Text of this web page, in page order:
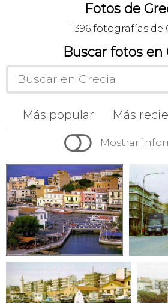
Fotos de
1396 fotografías de
Buscar fotos en
Más popular
Más
Cronológico
A-z
 Mostrar